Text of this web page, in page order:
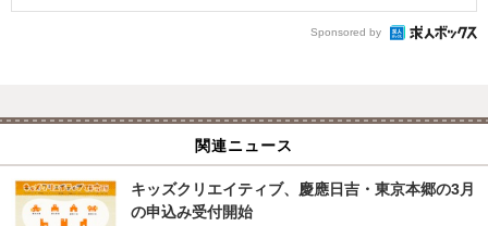
Sponsored by
関連ニュース
キッズクリエイティブ、慶應日吉・東京本郷の3月
の申込み受付開始